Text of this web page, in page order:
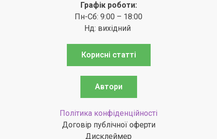
Графік роботи:
Пн-Сб: 9:00 – 18:00
Нд: вихідний
Корисні статті
Автори
Політика конфіденційності
Договір публічної оферти
Дисклеймер